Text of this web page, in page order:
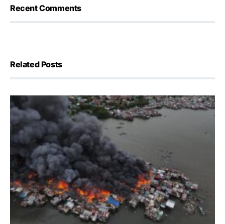
Recent Comments
Related Posts